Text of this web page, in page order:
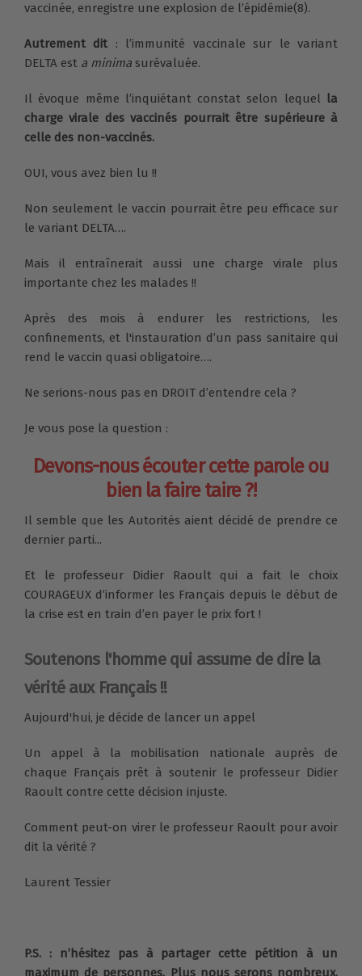
vaccinée, enregistre une explosion de l’épidémie(8).
Autrement dit : l’immunité vaccinale sur le variant
DELTA est a minima surévaluée.
Il évoque même l’inquiétant constat selon lequel la
charge virale des vaccinés pourrait être supérieure à
celle des non-vaccinés.
OUI, vous avez bien lu !!
Non seulement le vaccin pourrait être peu efficace sur
le variant DELTA….
Mais il entraînerait aussi une charge virale plus
importante chez les malades !!
Après des mois à endurer les restrictions, les
confinements, et l'instauration d’un pass sanitaire qui
rend le vaccin quasi obligatoire….
Ne serions-nous pas en DROIT d’entendre cela ?
Je vous pose la question :
Devons-nous écouter cette parole ou
bien la faire taire ?!
Il semble que les Autorités aient décidé de prendre ce
dernier parti...
Et le professeur Didier Raoult qui a fait le choix
COURAGEUX d’informer les Français depuis le début de
la crise est en train d’en payer le prix fort !
Soutenons l'homme qui assume de dire la
vérité aux Français !!
Aujourd'hui, je décide de lancer un appel
Un appel à la mobilisation nationale auprès de
chaque Français prêt à soutenir le professeur Didier
Raoult contre cette décision injuste.
Comment peut-on virer le professeur Raoult pour avoir
dit la vérité ?
Laurent Tessier
P.S. : n’hésitez pas à partager cette pétition à un
maximum de personnes. Plus nous serons nombreux,